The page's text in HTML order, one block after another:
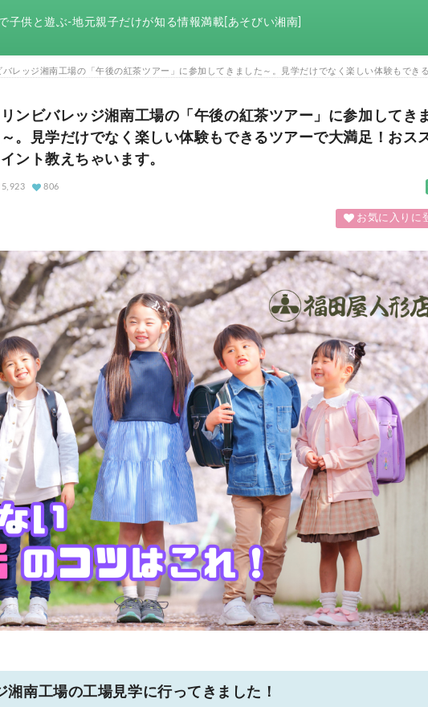
子供と遊ぶ-地元親子だけが知る情報満載[あそびい湘南]
バレッジ湘南工場の「午後の紅茶ツアー」に参加してきました～。見学だけでなく楽しい体験もでき
ンビバレッジ湘南工場の「午後の紅茶ツアー」に参加してき
。見学だけでなく楽しい体験もできるツアーで大満足！おス
ント教えちゃいます。
5,923 806
お気に入りに
湘南工場の工場見学に行ってきました！